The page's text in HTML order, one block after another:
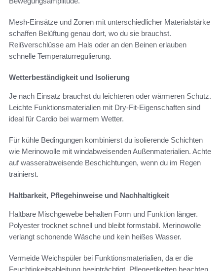
Mesh-Einsätze und Zonen mit unterschiedlicher Materialstärke
schaffen Belüftung genau dort, wo du sie brauchst.
Reißverschlüsse am Hals oder an den Beinen erlauben
schnelle Temperaturregulierung.
Wetterbeständigkeit und Isolierung
Je nach Einsatz brauchst du leichteren oder wärmeren Schutz.
Leichte Funktionsmaterialien mit Dry-Fit-Eigenschaften sind
ideal für Cardio bei warmem Wetter.
Für kühle Bedingungen kombinierst du isolierende Schichten
wie Merinowolle mit windabweisenden Außenmaterialien. Achte
auf wasserabweisende Beschichtungen, wenn du im Regen
trainierst.
Haltbarkeit, Pflegehinweise und Nachhaltigkeit
Haltbare Mischgewebe behalten Form und Funktion länger.
Polyester trocknet schnell und bleibt formstabil. Merinowolle
verlangt schonende Wäsche und kein heißes Wasser.
Vermeide Weichspüler bei Funktionsmaterialien, da er die
Feuchtigkeitsableitung beeinträchtigt. Pflegeetiketten beachten